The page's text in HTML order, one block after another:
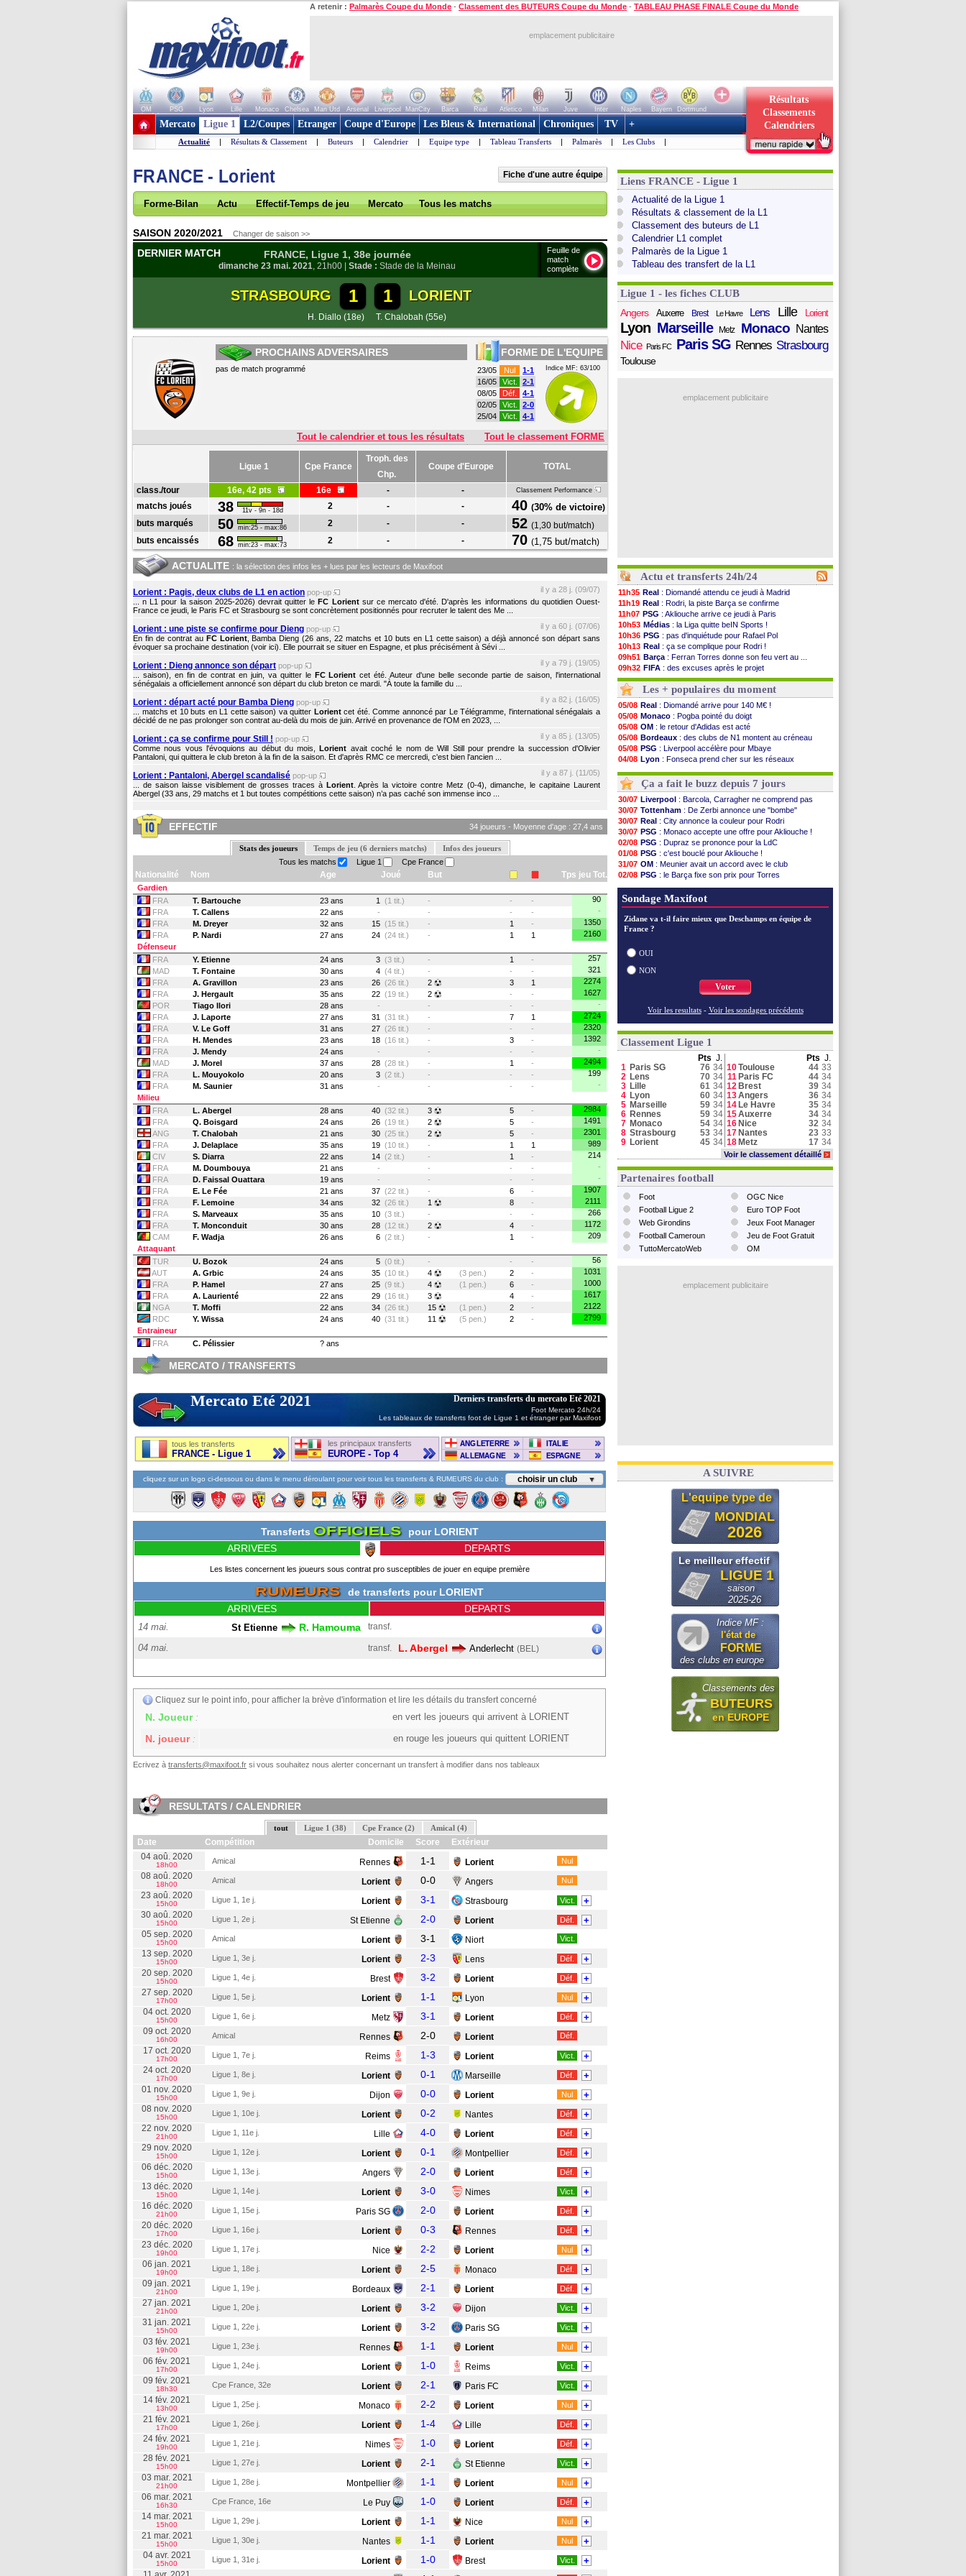
A retenir : Palmarès Coupe du Monde - Classement des BUTEURS Coupe du Monde - TABLEAU PHASE FINALE Coupe du Monde
emplacement publicitaire
OM PSG Lyon Lille Monaco Chelsea Man Utd Arsenal Liverpool ManCity Barca Real Atletico Milan Juve Inter Naples Bayern
Dortmund
+ de clubs
Résultats
Classements
Calendriers
Mercato Ligue 1 L2/Coupes Etranger Coupe d'Europe Les Bleus & International Chroniques TV +
Actualité | Résultats & Classement | Buteurs | Calendrier | Equipe type | Tableau Transferts | Palmarès | Les Clubs |
FRANCE - Lorient Fiche d'une autre équipe
Forme-Bilan Actu Effectif-Temps de jeu Mercato Tous les matchs
SAISON 2020/2021
Changer de saison >>
Feuille de
match
complète
DERNIER MATCH FRANCE, Ligue 1, 38e journée
dimanche 23 mai. 2021, 21h00 | Stade : Stade de la Meinau
STRASBOURG 1 1 LORIENT
H. Diallo (18e) T. Chalobah (55e)
PROCHAINS ADVERSAIRES
pas de match programmé
FORME DE L'EQUIPE
Indice MF: 63/100
23/05 Nul
1-1
16/05
Vict.
2-1
08/05
Déf.
4-1
02/05
Vict.
2-0
25/04
Vict. 4-1
Tout le calendrier et tous les résultats Tout le classement FORME
Ligue 1 Cpe France
Troph. des
Chp.
Coupe d'Europe TOTAL
class./tour 16e, 42 pts 16e - - Classement Performance
matchs joués 38 11v - 9n - 18d 2 - - 40 (30% de victoire)
buts marqués
50 min:25 - max:86 2 - - 52 (1,30 but/match)
buts encaissés
68 min:23 - max:73 2 - - 70 (1,75 but/match)
ACTUALITE : la sélection des infos les + lues par les lecteurs de Maxifoot
Lorient : Pagis, deux clubs de L1 en action pop-up
il y a 28 j. (09/07)
... n L1 pour la saison 2025-2026) devrait quitter leFC Lorientsur ce mercato d'été. D'après les informations du quotidien Ouest-
France ce jeudi, le Paris FC et Strasbourg se sont concrètement positionnés pour recruter le talent des Me ...
Lorient : une piste se confirme pour Dieng pop-up
il y a 60 j. (07/06)
En fin de contrat au FC Lorient, Bamba Dieng (26 ans, 22 matchs et 10 buts en L1 cette saison) a déjà annoncé son départ sans
évoquer sa prochaine destination (voir ici). Elle pourrait se situer en Espagne, et plus précisément à Sévi ...
Lorient : Dieng annonce son départ pop-up
il y a 79 j. (19/05)
... saison), en fin de contrat en juin, va quitter le FC Lorient cet été. Auteur d'une belle seconde partie de saison, l'international
sénégalais a officiellement annoncé son départ du club breton ce mardi. "À toute la famille du ...
Lorient : départ acté pour Bamba Dieng pop-up
il y a 82 j. (16/05)
... matchs et 10 buts en L1 cette saison) va quitter Lorientcet été. Comme annoncé par Le Télégramme, l'international sénégalais a
décidé de ne pas prolonger son contrat au-delà du mois de juin. Arrivé en provenance de l'OM en 2023, ...
Lorient : ça se confirme pour Still ! pop-up
il y a 85 j. (13/05)
Comme nous vous l'évoquions au début du mois,Lorient avait coché le nom de Will Still pour prendre la succession d'Olivier
Pantaloni, qui quittera le club breton à la fin de la saison. Et d'après RMC ce mercredi, c'est bien l'ancien ...
Lorient : Pantaloni, Abergel scandalisé pop-up
il y a 87 j. (11/05)
... de saison laisse visiblement de grosses traces à Lorient. Après la victoire contre Metz (0-4), dimanche, le capitaine Laurent
Abergel (33 ans, 29 matchs et 1 but toutes compétitions cette saison) n’a pas caché son immense inco ...
EFFECTIF 34 joueurs - Moyenne d'age : 27,4 ans
Stats des joueurs Temps de jeu (6 derniers matchs)
Infos des joueurs
Tous les matchs
Ligue 1 Cpe France
Nationalité Nom Age Joué But Tps jeu Tot.
Gardien
FRA
T. Bartouche 23 ans 1 (1 tit.) - - -
90
FRA
T. Callens 22 ans - - - -
-
FRA
M. Dreyer 32 ans 15 (15 tit.) - 1 -
1350
FRA
P. Nardi 27 ans 24 (24 tit.) - 1 1
2160
Défenseur
FRA
Y. Etienne 24 ans 3 (3 tit.) - 1 -
257
MAD
T. Fontaine 30 ans 4 (4 tit.) - - -
321
FRA
A. Gravillon 23 ans 26 (26 tit.) 2 3 1
2274
FRA
J. Hergault 35 ans 22 (19 tit.) 2 - -
1627
POR
Tiago Ilori 28 ans - - - -
-
FRA
J. Laporte 27 ans 31 (31 tit.) - 7 1
2724
FRA
V. Le Goff 31 ans 27 (26 tit.) - - -
2320
FRA
H. Mendes 23 ans 18 (16 tit.) - 3 -
1392
FRA
J. Mendy 24 ans - - - -
-
MAD
J. Morel 37 ans 28 (28 tit.) - 1 -
2494
FRA
L. Mouyokolo 20 ans 3 (2 tit.) - - -
199
FRA
M. Saunier 31 ans - - - -
-
Milieu
FRA
L. Abergel 28 ans 40 (32 tit.) 3 5 -
2984
FRA
Q. Boisgard 24 ans 26 (19 tit.) 2 5 -
1491
ANG
T. Chalobah 21 ans 30 (25 tit.) 2 5 -
2301
FRA
J. Delaplace 35 ans 19 (10 tit.) - 1 1
989
CIV
S. Diarra 22 ans 14 (2 tit.) - 1 -
214
FRA
M. Doumbouya 21 ans - - - -
-
FRA
D. Faissal Ouattara 19 ans - - - -
-
FRA
E. Le Fée 21 ans 37 (22 tit.) - 6 -
1907
FRA
F. Lemoine 34 ans 32 (26 tit.) 1 8 -
2111
FRA
S. Marveaux 35 ans 10 (3 tit.) - - -
266
FRA
T. Monconduit 30 ans 28 (12 tit.) 2 4 -
1172
CAM
F. Wadja 26 ans 6 (2 tit.) - 1 -
209
Attaquant
TUR
U. Bozok 24 ans 5 (0 tit.) - - -
56
AUT
A. Grbic 24 ans 35 (10 tit.) 4 (3 pen.) 2 -
1031
FRA
P. Hamel 27 ans 25 (9 tit.) 4 (1 pen.) 6 -
1000
FRA
A. Laurienté 22 ans 29 (16 tit.) 3 4 -
1617
NGA
T. Moffi 22 ans 34 (26 tit.) 15 (1 pen.) 2 -
2122
RDC
Y. Wissa 24 ans 40 (31 tit.) 11 (5 pen.) 2 -
2799
Entraineur
FRA
C. Pélissier ? ans
MERCATO / TRANSFERTS
Mercato Eté 2021 Derniers transferts du mercato Eté 2021
Foot Mercato 24h/24
Les tableaux de transferts foot de Ligue 1 et étranger par Maxifoot
tous les transferts
FRANCE - Ligue 1
les principaux transferts
EUROPE - Top 4
ANGLETERRE
ITALIE
ALLEMAGNE
ESPAGNE
cliquez sur un logo ci-dessous ou dans le menu déroulant pour voir tous les transferts & RUMEURS du club : choisir un club ▼
Transferts OFFICIELS
pour LORIENT
ARRIVEES
DEPARTS
Les listes concernent les joueurs sous contrat pro susceptibles de jouer en equipe première
RUMEURS
de transferts pour LORIENT
ARRIVEES
DEPARTS
14 mai. St Etienne R. Hamouma transf.
04 mai. transf. L. Abergel Anderlecht (BEL)
Cliquez sur le point info, pour afficher la brève d'information et lire les détails du transfert concerné
N. Joueur: en vert les joueurs qui arrivent à LORIENT
N. joueur: en rouge les joueurs qui quittent LORIENT
Ecrivez à transferts@maxifoot.fr si vous souhaitez nous alerter concernant un transfert à modifier dans nos tableaux
RESULTATS / CALENDRIER
tout Ligue 1 (38) Cpe France (2) Amical (4)
Date Compétition Domicile Score
Extérieur
04 aoû. 2020
18h00 Amical Rennes 1-1 Lorient Nul
08 aoû. 2020
18h00 Amical Lorient 0-0 Angers Nul
23 aoû. 2020
15h00 Ligue 1, 1e j. Lorient 3-1 Strasbourg Vict. +
30 aoû. 2020
15h00 Ligue 1, 2e j. St Etienne 2-0 Lorient Déf. +
05 sep. 2020
15h00 Amical Lorient 3-1 Niort Vict.
13 sep. 2020
15h00 Ligue 1, 3e j. Lorient 2-3 Lens Déf. +
20 sep. 2020
15h00 Ligue 1, 4e j. Brest 3-2 Lorient Déf. +
27 sep. 2020
17h00 Ligue 1, 5e j. Lorient 1-1 Lyon Nul +
04 oct. 2020
15h00 Ligue 1, 6e j. Metz 3-1 Lorient Déf. +
09 oct. 2020
16h00 Amical Rennes 2-0 Lorient Déf.
17 oct. 2020
17h00 Ligue 1, 7e j. Reims 1-3 Lorient Vict. +
24 oct. 2020
17h00 Ligue 1, 8e j. Lorient 0-1 Marseille Déf. +
01 nov. 2020
15h00 Ligue 1, 9e j. Dijon 0-0 Lorient Nul +
08 nov. 2020
15h00 Ligue 1, 10e j. Lorient 0-2 Nantes Déf. +
22 nov. 2020
21h00 Ligue 1, 11e j. Lille 4-0 Lorient Déf. +
29 nov. 2020
15h00 Ligue 1, 12e j. Lorient 0-1 Montpellier Déf. +
06 déc. 2020
15h00 Ligue 1, 13e j. Angers 2-0 Lorient Déf. +
13 déc. 2020
15h00 Ligue 1, 14e j. Lorient 3-0 Nimes Vict. +
16 déc. 2020
21h00 Ligue 1, 15e j. Paris SG 2-0 Lorient Déf. +
20 déc. 2020
17h00 Ligue 1, 16e j. Lorient 0-3 Rennes Déf. +
23 déc. 2020
19h00 Ligue 1, 17e j. Nice 2-2 Lorient Nul +
06 jan. 2021
19h00 Ligue 1, 18e j. Lorient 2-5 Monaco Déf. +
09 jan. 2021
21h00 Ligue 1, 19e j. Bordeaux 2-1 Lorient Déf. +
27 jan. 2021
21h00 Ligue 1, 20e j. Lorient 3-2 Dijon Vict. +
31 jan. 2021
15h00 Ligue 1, 22e j. Lorient 3-2 Paris SG Vict. +
03 fév. 2021
19h00 Ligue 1, 23e j. Rennes 1-1 Lorient Nul +
06 fév. 2021
17h00 Ligue 1, 24e j. Lorient 1-0 Reims Vict. +
09 fév. 2021
18h30 Cpe France, 32e Lorient 2-1 Paris FC Vict. +
14 fév. 2021
13h00 Ligue 1, 25e j. Monaco 2-2 Lorient Nul +
21 fév. 2021
17h00 Ligue 1, 26e j. Lorient 1-4 Lille Déf. +
24 fév. 2021
19h00 Ligue 1, 21e j. Nimes 1-0 Lorient Déf. +
28 fév. 2021
15h00 Ligue 1, 27e j. Lorient 2-1 St Etienne Vict. +
03 mar. 2021
21h00 Ligue 1, 28e j. Montpellier 1-1 Lorient Nul +
06 mar. 2021
16h30 Cpe France, 16e Le Puy 1-0 Lorient Déf. +
14 mar. 2021
15h00 Ligue 1, 29e j. Lorient 1-1 Nice Nul +
21 mar. 2021
15h00 Ligue 1, 30e j. Nantes 1-1 Lorient Nul +
04 avr. 2021
15h00 Ligue 1, 31e j. Lorient 1-0 Brest Vict. +
Liens FRANCE - Ligue 1
Actualité de la Ligue 1
Résultats & classement de la L1
Classement des buteurs de L1
Calendrier L1 complet
Palmarès de la Ligue 1
Tableau des transfert de la L1
Ligue 1 - les fiches CLUB
Angers
Auxerre Brest Le Havre Lens Lille Lorient
Lyon Marseille Metz Monaco Nantes
Nice Paris FC Paris SG Rennes Strasbourg
Toulouse
emplacement publicitaire
Actu et transferts 24h/24
11h35 Real : Diomandé attendu ce jeudi à Madrid
11h19 Real : Rodri, la piste Barça se confirme
11h07 PSG : Akliouche arrive ce jeudi à Paris
10h53 Médias : la Liga quitte beIN Sports !
10h36 PSG : pas d'inquiétude pour Rafael Pol
10h13 Real : ça se complique pour Rodri !
09h51 Barça : Ferran Torres donne son feu vert au ...
09h32 FIFA : des excuses après le projet
09h11 Abha: c'est fait pour Fekir (officiel)
08h57
Real : réponse imminente de Vinicius
08h39 Arsenal: Nørgaard transféré à Everton (off.)
08h22
Al-Ahli: Deschamps a discuté !
00h06
PSG: Luis Enrique satisfait malgré tout
05/08 Monaco: Pogba pointé du doigt
05/08 Rennes: Zabiri n'est pas fan de la L1
05/08 Rennes: une offre de Fulham pour Aït Boudlal
05/08 VIDEO: Thomasson et Cresswell réconciliés
05/08 Dunkerque: Nzonzi avait des pistes en L1
05/08
Lyon: Mangala sur le départ
05/08 Amical: Arsenal s'incline face au Real Betis
05/08 Amical: lourde défaite pour le PSG
05/08 Man City: Maresca flou pour Reijnders
05/08 LdC : Fenerbahçe prend une belle option
05/08 Al-Diriyah: Mbemba arrive libre (officiel)
Voir les brèves précédentes
Les + populaires du moment
05/08 Real : Diomandé arrive pour 140 M€ !
05/08 Monaco : Pogba pointé du doigt
05/08 OM : le retour d'Adidas est acté
05/08 Bordeaux : des clubs de N1 montent au créneau
05/08 PSG : Liverpool accélère pour Mbaye
04/08 Lyon : Fonseca prend cher sur les réseaux
04/08
EdF : Infantino complimente Mbappé
Ça a fait le buzz depuis 7 jours
30/07 Liverpool : Barcola, Carragher ne comprend pas
30/07 Tottenham : De Zerbi annonce une "bombe"
30/07 Real : City annonce la couleur pour Rodri
30/07 PSG : Monaco accepte une offre pour Akliouche !
02/08 PSG : Dupraz se prononce pour la LdC
01/08 PSG : c'est bouclé pour Akliouche !
31/07 OM : Meunier avait un accord avec le club
02/08 PSG : le Barça fixe son prix pour Torres
03/08 FIFA: Infantino sollicite Trump
Sondage Maxifoot
Zidane va t-il faire mieux que Deschamps en équipe de
France ?
OUI
NON
Voter
Voir les resultats - Voir les sondages précédents
Classement Ligue 1
Pts J. Pts J.
1 Paris SG 76 34 10Toulouse 44 33
2 Lens 70 34 11 Paris FC 44 34
3 Lille 61 34 12 Brest 39 34
4 Lyon 60 34 13Angers 36 34
5 Marseille 59 34 14 Le Havre 35 34
6 Rennes 59 34 15Auxerre 34 34
7 Monaco 54 34 16 Nice 32 34
8 Strasbourg 53 34 17 Nantes 23 33
9 Lorient 45 34 18 Metz 17 34
Voir le classement détaillé >
Partenaires football
Foot
Football Ligue 2
Web Girondins
Football Cameroun
TuttoMercatoWeb
OGC Nice
Euro TOP Foot
Jeux Foot Manager
Jeu de Foot Gratuit
OM
emplacement publicitaire
A SUIVRE
L'equipe type de
MONDIAL
2026
Le meilleur effectif
LIGUE 1
saison
2025-26
Indice MF :
l'état de
FORME
des clubs en europe
Classements des
BUTEURS
en EUROPE